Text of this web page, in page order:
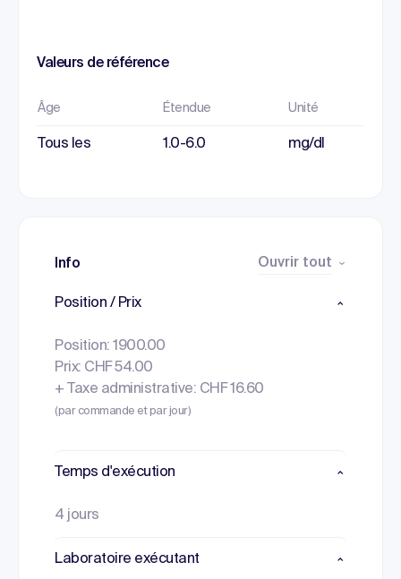
Valeurs de référence
Âge Étendue Unité
Tous les 1.0-6.0 mg/dl
Info Ouvrir tout
Position / Prix
Position: 1900.00
Prix: CHF 54.00
+ Taxe administrative: CHF 16.60
(par commande et par jour)
Temps d'exécution
4 jours
Laboratoire exécutant